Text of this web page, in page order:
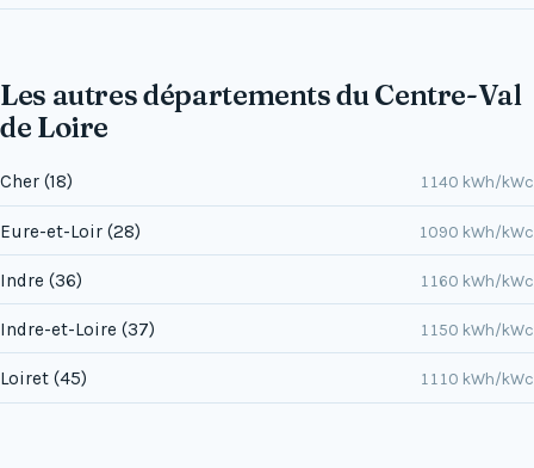
Les autres départements du Centre-Val
de Loire
Cher (18) 1140 kWh/kWc
Eure-et-Loir (28) 1090 kWh/kWc
Indre (36) 1160 kWh/kWc
Indre-et-Loire (37) 1150 kWh/kWc
Loiret (45) 1110 kWh/kWc